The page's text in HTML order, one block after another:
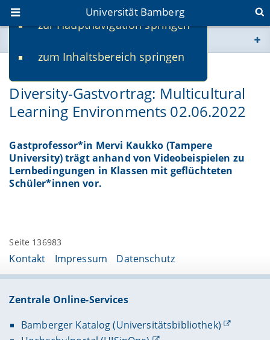
zur Hauptnavigation springen
zum Inhaltsbereich springen
Universität Bamberg
www.uni-bamberg.de
univis.uni-bamberg.de
Diversity-Gastvortrag: Multicultural
Learning Environments 02.06.2022
Gastprofessor*in Mervi Kaukko (Tampere
University) trägt anhand von Videobeispielen zu
Lernbedingungen in Klassen mit geflüchteten
Schüler*innen vor.
Seite 136983
Kontakt Impressum Datenschutz
Zentrale Online-Services
Bamberger Katalog (Universitätsbibliothek)